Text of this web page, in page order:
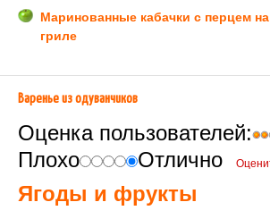
Маринованные кабачки с перцем на
гриле
Варенье из одуванчиков
Оценка пользователей:
Плохо
Отлично
Ягоды и фрукты